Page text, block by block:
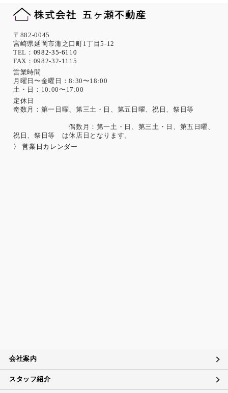
〒882-0045
宮崎県延岡市瀬之口町1丁目5-12
TEL： 0982-35-6110
FAX：0982-32-1115
営業時間
月曜日〜金曜日：8:30〜18:00
土・日：10:00〜17:00
定休日
奇数月：第一日曜、第三土・日、第五日曜、祝日、祭日等
偶数月：第一土・日、第三土・日、第五日曜、
祝日、祭日等 は休店日となります。
〉 営業日カレンダー
会社案内
スタッフ紹介